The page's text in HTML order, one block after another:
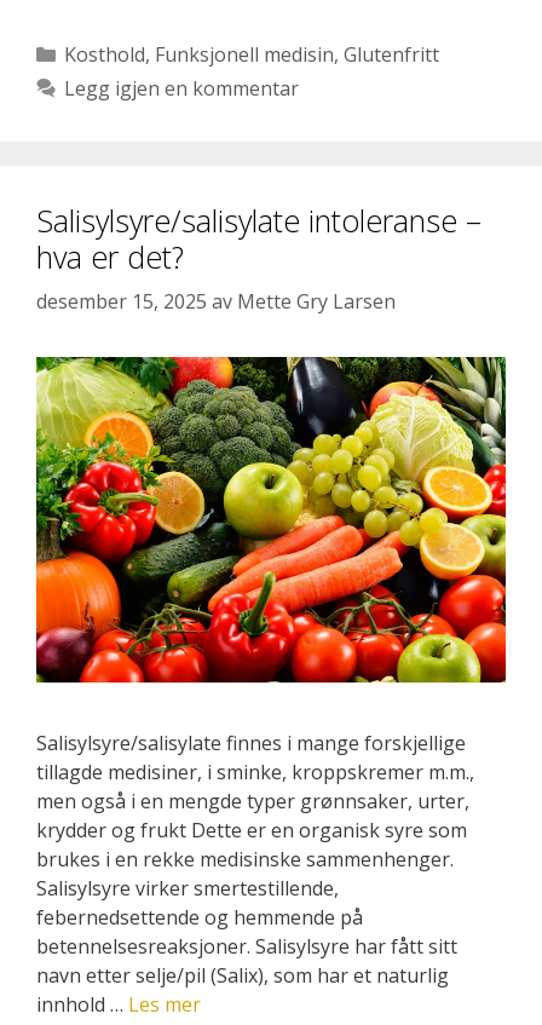
Kategorier
Kosthold, Funksjonell medisin, Glutenfritt
Legg igjen en kommentar
Salisylsyre/salisylate intoleranse –
hva er det?
desember 15, 2025 av Mette Gry Larsen
Salisylsyre/salisylate finnes i mange forskjellige
tillagde medisiner, i sminke, kroppskremer m.m.,
men også i en mengde typer grønnsaker, urter,
krydder og frukt Dette er en organisk syre som
brukes i en rekke medisinske sammenhenger.
Salisylsyre virker smertestillende,
febernedsettende og hemmende på
betennelsesreaksjoner. Salisylsyre har fått sitt
navn etter selje/pil (Salix), som har et naturlig
innhold … Les mer